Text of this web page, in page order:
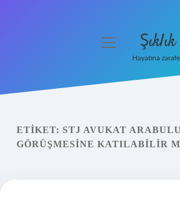
Yasal Uyarı
menüyü
Hayatına
ETIKET: STJ AVUKAT
GÖRÜŞMESINE KATILABILIR